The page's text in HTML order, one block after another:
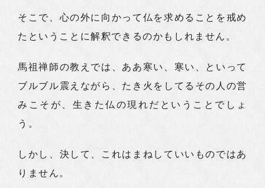
そこで、心の外に向かって仏を求めることを戒め
たということに解釈できるのかもしれません。
馬祖禅師の教えでは、ああ寒い、寒い、といって
ブルブル震えながら、たき火をしてるその人の営
みこそが、生きた仏の現れだということでしょ
う。
しかし、決して、これはまねしていいものではあ
りません。